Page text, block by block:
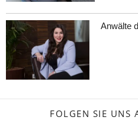
Anwälte
FOLGEN SIE UNS